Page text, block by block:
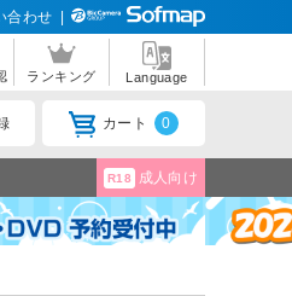
合わせ
ランキング Language
カート 0
R18 成人向け